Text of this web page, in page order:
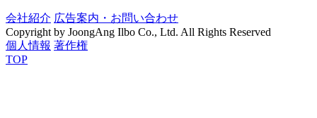
会社紹介 広告案内・お問い合わせ
Copyright by JoongAng Ilbo Co., Ltd. All Rights Reserved
個人情報 著作権
TOP